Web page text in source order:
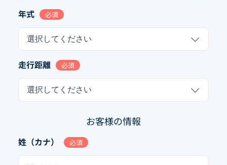
年式 必須
選択してください
走行距離 必須
選択してください
お客様の情報
姓（カナ） 必須